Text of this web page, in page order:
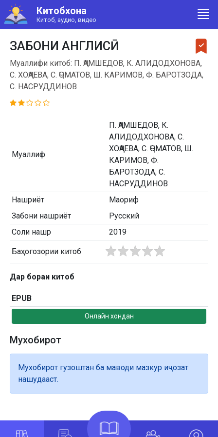
Китобхона
Китоб, аудио, видео
ЗАБОНИ АНГЛИСӢ
Муаллифи китоб: П. ҶАМШЕДОВ, К. АЛИДОДХОНОВА,
С. ХОҶАЕВА, С. ҶОМАТОВ, Ш. КАРИМОВ, Ф. БАРОТЗОДА,
С. НАСРУДДИНОВ
Муаллиф
П. ҶАМШЕДОВ, К.
АЛИДОДХОНОВА, С.
ХОҶАЕВА, С. ҶОМАТОВ, Ш.
КАРИМОВ, Ф.
БАРОТЗОДА, С.
НАСРУДДИНОВ
Нашриёт
Маориф
Забони нашриёт
Русский
Соли нашр
2019
Баҳогозории китоб
Дар бораи китоб
EPUB
Онлайн хондан
Мухобирот
Мухобирот гузоштан ба маводи мазкур иҷозат
нашудааст.